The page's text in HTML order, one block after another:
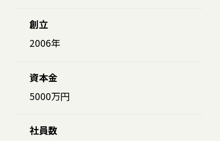
創立
2006年
資本金
5000万円
社員数